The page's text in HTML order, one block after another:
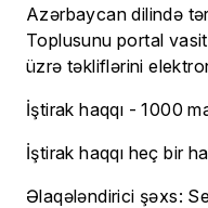
Azərbaycan dilində
Toplusunu portal
üzrə təkliflərini
İştirak haqqı - 1000
İştirak haqqı heç bir
Əlaqələndirici şəxs: